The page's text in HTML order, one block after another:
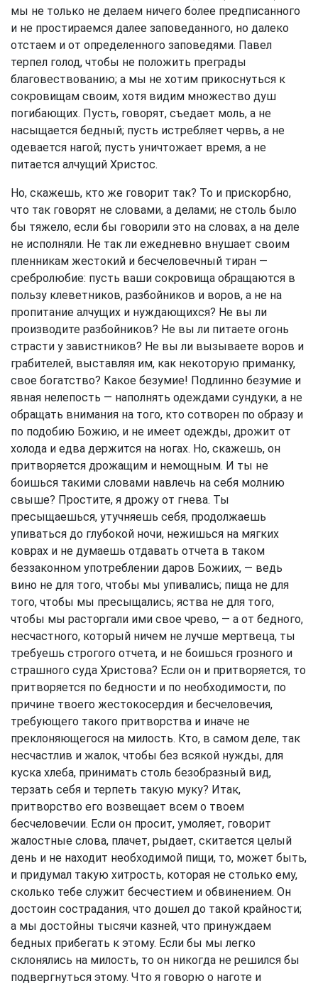
мы не только не делаем ничего более предписанного
и не простираемся далее заповеданного, но далеко
отстаем и от определенного заповедями. Павел
терпел голод, чтобы не положить преграды
благовествованию; а мы не хотим прикоснуться к
сокровищам своим, хотя видим множество душ
погибающих. Пусть, говорят, съедает моль, а не
насыщается бедный; пусть истребляет червь, а не
одевается нагой; пусть уничтожает время, а не
питается алчущий Христос.
Но, скажешь, кто же говорит так? То и прискорбно,
что так говорят не словами, а делами; не столь было
бы тяжело, если бы говорили это на словах, а на деле
не исполняли. Не так ли ежедневно внушает своим
пленникам жестокий и бесчеловечный тиран —
сребролюбие: пусть ваши сокровища обращаются в
пользу клеветников, разбойников и воров, а не на
пропитание алчущих и нуждающихся? Не вы ли
производите разбойников? Не вы ли питаете огонь
страсти у завистников? Не вы ли вызываете воров и
грабителей, выставляя им, как некоторую приманку,
свое богатство? Какое безумие! Подлинно безумие и
явная нелепость — наполнять одеждами сундуки, а не
обращать внимания на того, кто сотворен по образу и
по подобию Божию, и не имеет одежды, дрожит от
холода и едва держится на ногах. Но, скажешь, он
притворяется дрожащим и немощным. И ты не
боишься такими словами навлечь на себя молнию
свыше? Простите, я дрожу от гнева. Ты
пресыщаешься, утучняешь себя, продолжаешь
упиваться до глубокой ночи, нежишься на мягких
коврах и не думаешь отдавать отчета в таком
беззаконном употреблении даров Божиих, — ведь
вино не для того, чтобы мы упивались; пища не для
того, чтобы мы пресыщались; яства не для того,
чтобы мы расторгали ими свое чрево, — а от бедного,
несчастного, который ничем не лучше мертвеца, ты
требуешь строгого отчета, и не боишься грозного и
страшного суда Христова? Если он и притворяется, то
притворяется по бедности и по необходимости, по
причине твоего жестокосердия и бесчеловечия,
требующего такого притворства и иначе не
преклоняющегося на милость. Кто, в самом деле, так
несчастлив и жалок, чтобы без всякой нужды, для
куска хлеба, принимать столь безобразный вид,
терзать себя и терпеть такую муку? Итак,
притворство его возвещает всем о твоем
бесчеловечии. Если он просит, умоляет, говорит
жалостные слова, плачет, рыдает, скитается целый
день и не находит необходимой пищи, то, может быть,
и придумал такую хитрость, которая не столько ему,
сколько тебе служит бесчестием и обвинением. Он
достоин сострадания, что дошел до такой крайности;
а мы достойны тысячи казней, что принуждаем
бедных прибегать к этому. Если бы мы легко
склонялись на милость, то он никогда не решился бы
подвергнуться этому. Что я говорю о наготе и